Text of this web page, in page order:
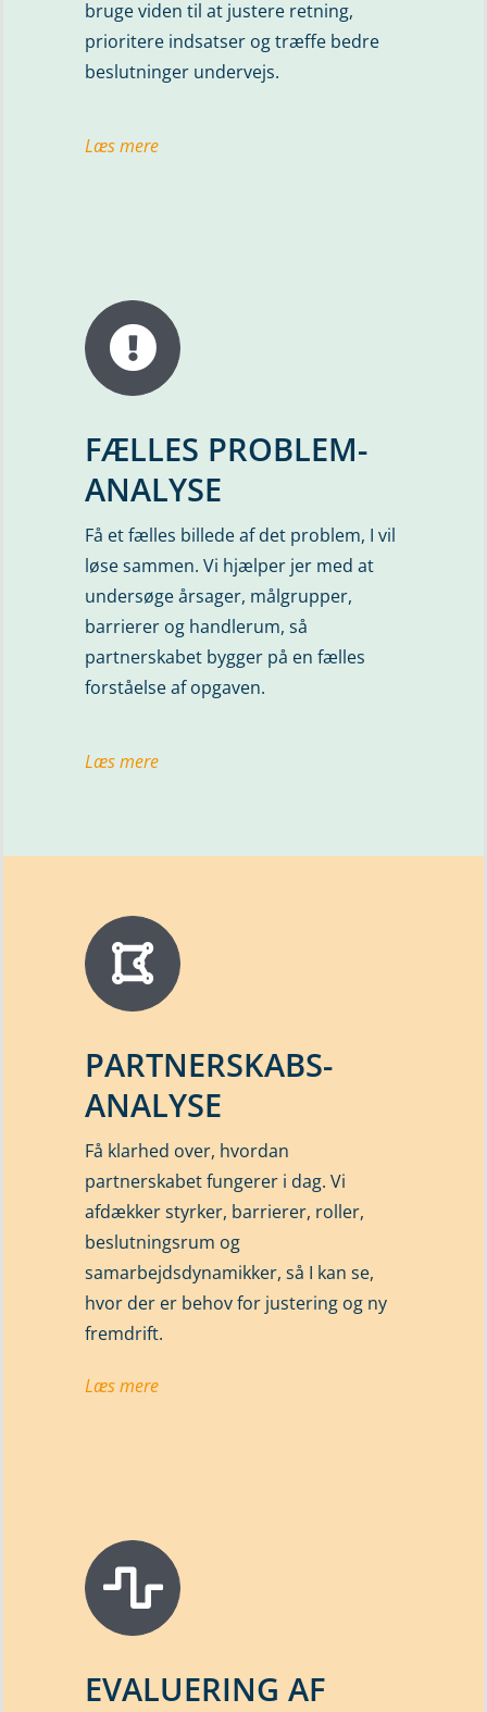
bruge viden til at justere retning,
prioritere indsatser og træffe bedre
beslutninger undervejs.
Læs mere
FÆLLES PROBLEM-
ANALYSE
Få et fælles billede af det problem, I vil
løse sammen. Vi hjælper jer med at
undersøge årsager, målgrupper,
barrierer og handlerum, så
partnerskabet bygger på en fælles
forståelse af opgaven.
Læs mere
PARTNERSKABS-
ANALYSE
Få klarhed over, hvordan
partnerskabet fungerer i dag. Vi
afdækker styrker, barrierer, roller,
beslutningsrum og
samarbejdsdynamikker, så I kan se,
hvor der er behov for justering og ny
fremdrift.
Læs mere
EVALUERING AF